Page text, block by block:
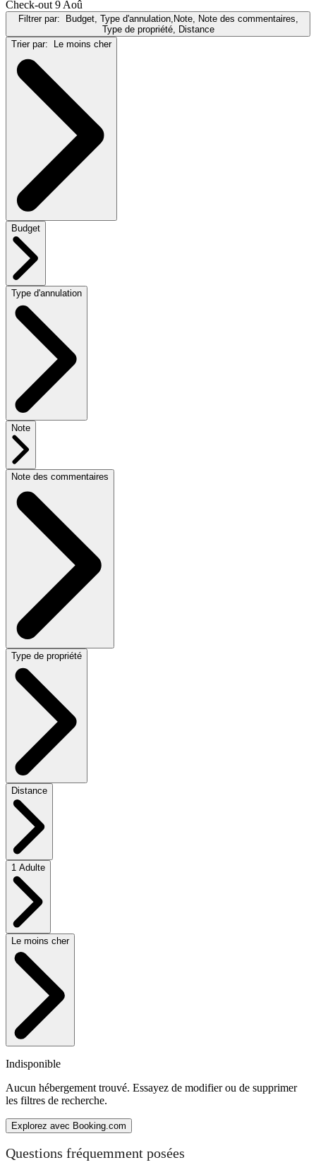
Check-out 9 Aoû
Filtrer par:
Budget, Type d'annulation,Note, Note des commentaires,
Type de propriété, Distance
Trier par:
Le moins cher
Budget
Type d'annulation
Note
Note des commentaires
Type de propriété
Distance
1 Adulte
Le moins cher
Indisponible
Aucun hébergement trouvé. Essayez de modifier ou de supprimer
les filtres de recherche.
Explorez avec Booking.com
Questions fréquemment posées